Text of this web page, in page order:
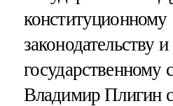
конституционному
законодательству и
государственному
Владимир Плигин